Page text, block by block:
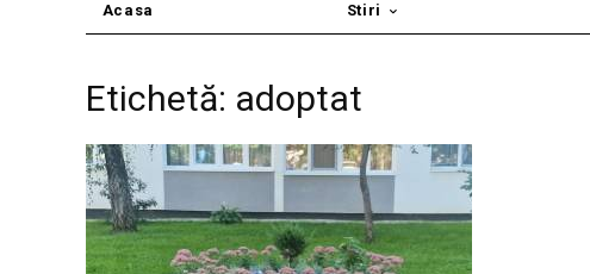
Acasa Stiri
Etichetă: adoptat